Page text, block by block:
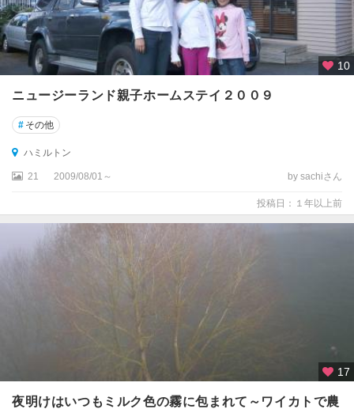
ケ
ー
ブ
ナ
カ
ワ
ガ
イ
10
ニュージーランド親子ホームステイ２００９
# その他
ハミルトン
21 2009/08/01～ by sachiさん
投稿日：１年以上前
17
夜明けはいつもミルク色の霧に包まれて～ワイカトで農